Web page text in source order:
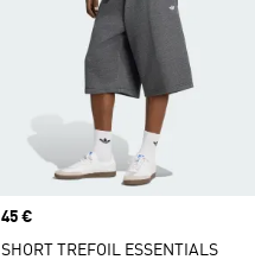
Price
45 €
SHORT TREFOIL ESSENTIALS